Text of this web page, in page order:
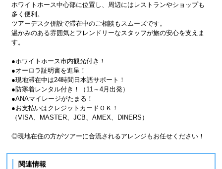
ホワイトホース中心部に位置し、周辺にはレストランやショップも
多く便利。
ツアーデスク併設で滞在中のご相談もスムーズです。
温かみのある雰囲気とフレンドリーなスタッフが旅の安心を支えま
す。
●ホワイトホース市内観光付き！
●オーロラ証明書を進呈！
●現地滞在中は24時間日本語サポート！
●防寒着レンタル付き！（11～4月出発）
●ANAマイレージがたまる！
●お支払いはクレジットカードＯＫ！
（VISA、MASTER、JCB、AMEX、DINERS）
◎現地在住の方がツアーに合流されるアレンジもお任せください！
関連情報